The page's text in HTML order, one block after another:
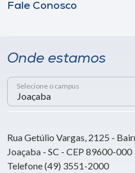
Fale Conosco
Onde estamos
Selecione o campus
Rua Getúlio Vargas, 2125 -
Joaçaba - SC - CEP 89600-000
Telefone (49) 3551-2000